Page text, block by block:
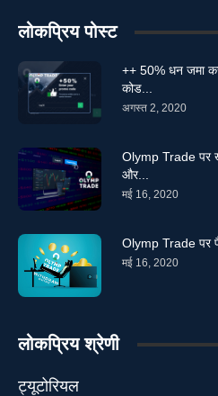
लोकप्रिय पोस्ट
++ 50% धन जमा
कोड...
अगस्त 2, 2020
Olymp Trade पर
और...
मई 16, 2020
Olymp Trade पर
मई 16, 2020
लोकप्रिय श्रेणी
ट्यूटोरियल